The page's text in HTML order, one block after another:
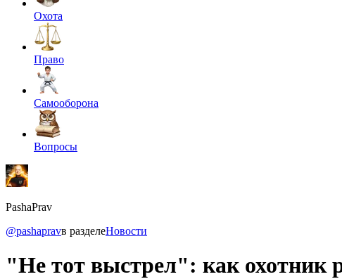
Охота
Право
Самооборона
Вопросы
PashaPrav
@pashapravв разделеНовости
"Не тот выстрел": как охотник